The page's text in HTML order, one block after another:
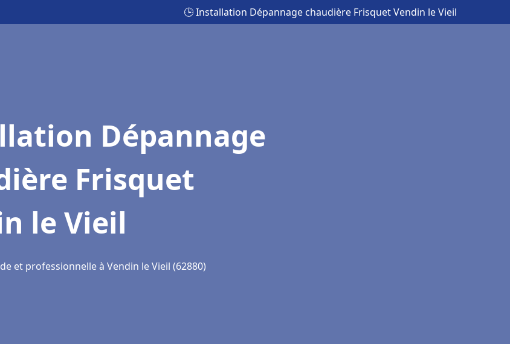
🕒 Installation Dépannage chaudière Frisquet Vendin le Vieil
Dépannage
Frisquet
le Vieil
et professionnelle à Vendin le Vieil (62880)